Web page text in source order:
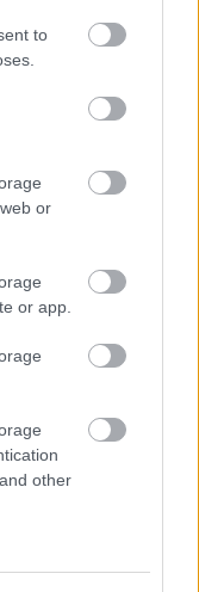
to
or
or app.
other
KEZDŐDIK
másfél órával
elleni találkozó
1 hozzászólás